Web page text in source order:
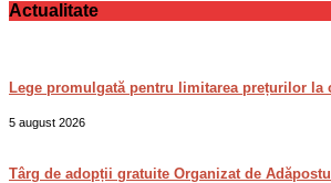
Actualitate
Lege promulgată pentru limitarea prețurilor la
5 august 2026
Târg de adopții gratuite Organizat de